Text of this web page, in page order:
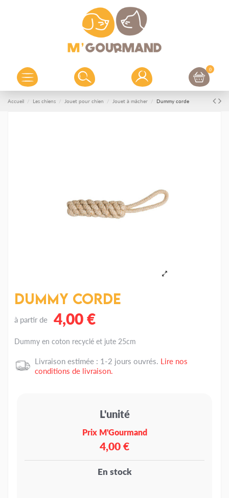
0
Accueil Les chiens Jouet pour chien Jouet à mâcher Dummy corde
Dummy corde
à partir de 4,00 €
Dummy en coton recyclé et jute 25cm
Livraison estimée : 1-2 jours ouvrés. Lire nos
conditions de livraison.
L'unité
Prix M'Gourmand
4,00 €
En stock